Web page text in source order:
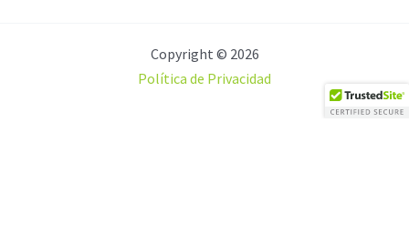
Copyright © 2026
Política de Privacidad